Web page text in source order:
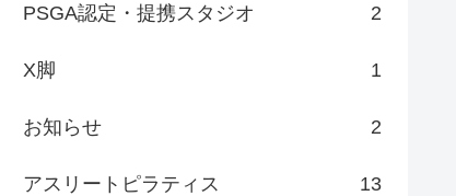
PSGA認定・提携スタジオ 2
X脚 1
お知らせ 2
アスリートピラティス 13